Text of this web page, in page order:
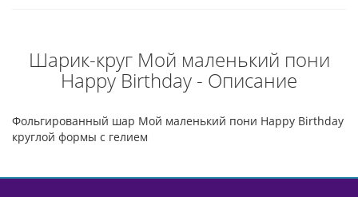
Шарик-круг Мой маленький пони
Happy Birthday - Описание
Фольгированный шар Мой маленький пони Happy Birthday
круглой формы с гелием